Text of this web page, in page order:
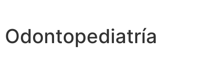
Odontopediatría